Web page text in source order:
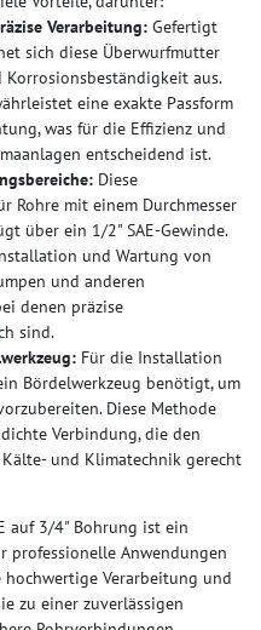
Verarbeitung: Gefertigt
sich diese Überwurfmutter
aus.
eine exakte Passform
was für die Effizienz und
entscheidend ist.
Diese
Rohre mit einem Durchmesser
über ein 1/2" SAE-Gewinde.
und Wartung von
und anderen
denen präzise
sind.
Für die Installation
Bördelwerkzeug benötigt, um
Diese Methode
Verbindung, die den
und Klimatechnik gerecht
auf 3/4" Bohrung ist ein
professionelle Anwendungen
Verarbeitung und
zu einer zuverlässigen